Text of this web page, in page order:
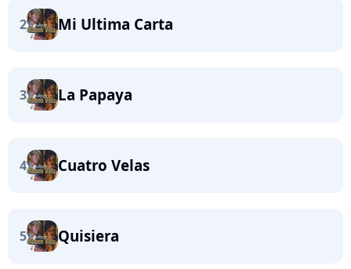
2 Mi Ultima Carta
3 La Papaya
4 Cuatro Velas
5 Quisiera